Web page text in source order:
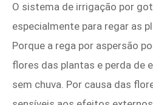
O sistema de irrigação por
especialmente para regar as
Porque a rega por aspersão
flores das plantas e perda de
sem chuva. Por causa das